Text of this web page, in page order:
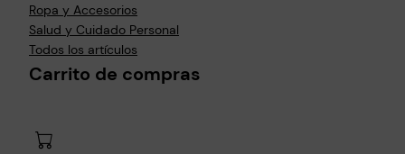
Ropa y Accesorios
Salud y Cuidado Personal
Todos los artículos
Carrito de compras